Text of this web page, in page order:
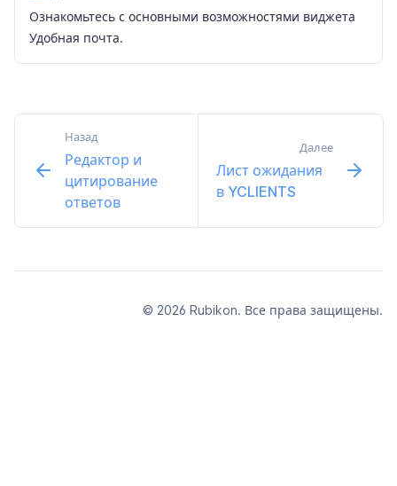
Ознакомьтесь с основными возможностями виджета
Удобная почта.
Назад
Редактор и
цитирование
ответов
Далее
Лист ожидания
в YCLIENTS
© 2026 Rubikon. Все права защищены.